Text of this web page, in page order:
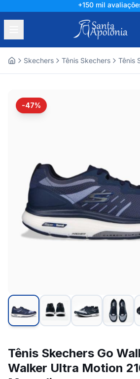
Líder há mais de 60
Skechers Tênis Skechers Tênis
-47%
Tênis Skechers Go
Walker Ultra Motion